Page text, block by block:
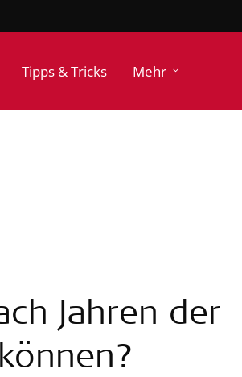
Tipps & Tricks Mehr
Jahren der